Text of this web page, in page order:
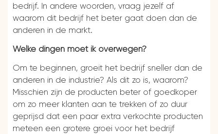
bedrijf. In andere woorden, vraag jezelf af
waarom dit bedrijf het beter gaat doen dan de
anderen in de markt.
Welke dingen moet ik overwegen?
Om te beginnen, groeit het bedrijf sneller dan de
anderen in de industrie? Als dit zo is, waarom?
Misschien zijn de producten beter of goedkoper
om zo meer klanten aan te trekken of zo duur
geprijsd dat een paar extra verkochte producten
meteen een grotere groei voor het bedrijf